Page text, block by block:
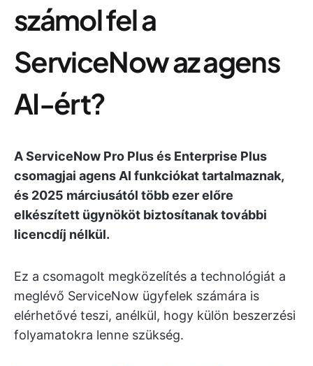
számol fel a
ServiceNow az agens
AI-ért?
A ServiceNow Pro Plus és Enterprise Plus
csomagjai agens AI funkciókat tartalmaznak,
és 2025 márciusától több ezer előre
elkészített ügynököt biztosítanak további
licencdíj nélkül.
Ez a csomagolt megközelítés a technológiát a
meglévő ServiceNow ügyfelek számára is
elérhetővé teszi, anélkül, hogy külön beszerzési
folyamatokra lenne szükség.